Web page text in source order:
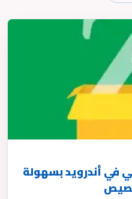
في أندرويد بسهولة